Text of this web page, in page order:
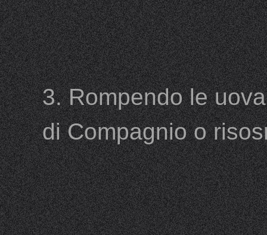
3. Rompendo le
di Compagnio o